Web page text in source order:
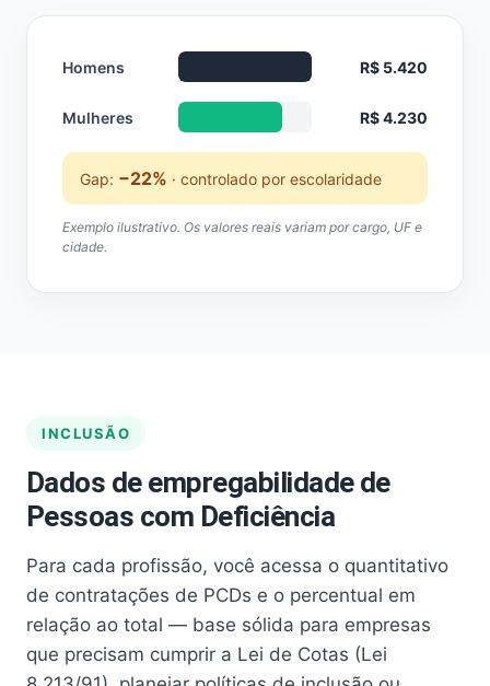
Homens R$ 5.420
Mulheres R$ 4.230
Gap: −22% · controlado por escolaridade
Exemplo ilustrativo. Os valores reais variam por cargo, UF e
cidade.
INCLUSÃO
Dados de empregabilidade de
Pessoas com Deficiência
Para cada profissão, você acessa o quantitativo
de contratações de PCDs e o percentual em
relação ao total — base sólida para empresas
que precisam cumprir a Lei de Cotas (Lei